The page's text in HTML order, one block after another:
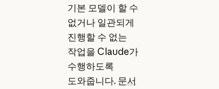
기본 모델이 할 수
없거나 일관되게
진행할 수 없는
작업을 Claude가
수행하도록
도와줍니다. 문서